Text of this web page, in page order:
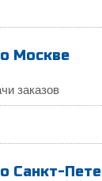
Москве
заказов
Санкт-